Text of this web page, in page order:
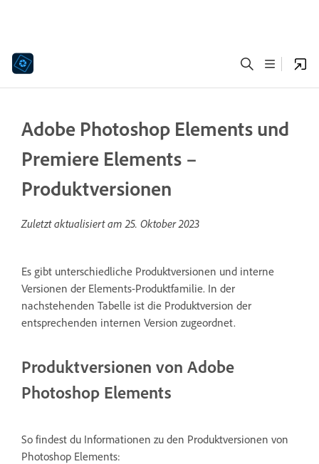
Adobe Photoshop Elements und
Premiere Elements –
Produktversionen
Zuletzt aktualisiert am25. Oktober 2023
Es gibt unterschiedliche Produktversionen und interne
Versionen der Elements-Produktfamilie. In der
nachstehenden Tabelle ist die Produktversion der
entsprechenden internen Version zugeordnet.
Produktversionen von Adobe
Photoshop Elements
So findest du Informationen zu den Produktversionen von
Photoshop Elements: